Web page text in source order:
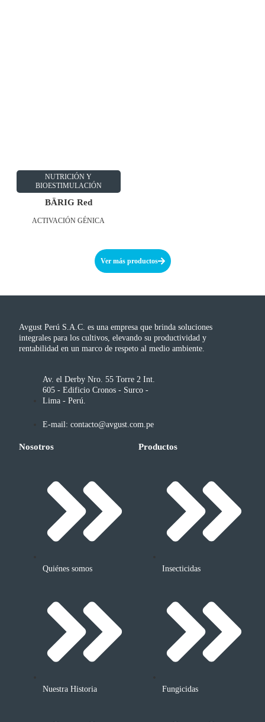
NUTRICIÓN Y
BIOESTIMULACIÓN
BÄRIG Red
ACTIVACIÓN GÉNICA
Ver más productos
Avgust Perú S.A.C. es una empresa que brinda soluciones
integrales para los cultivos, elevando su productividad y
rentabilidad en un marco de respeto al medio ambiente.
Av. el Derby Nro. 55 Torre 2 Int.
605 - Edificio Cronos - Surco -
Lima - Perú.
E-mail: contacto@avgust.com.pe
Nosotros
Quiénes somos
Nuestra Historia
Productos
Insecticidas
Fungicidas